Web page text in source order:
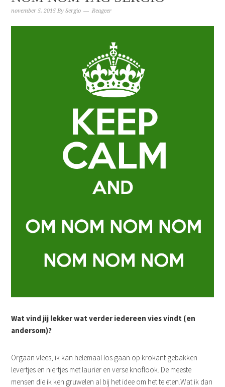
november 5, 2015 BySergio Reageer
Wat vind jij lekker wat verder iedereen vies vindt (en
andersom)?
Orgaan vlees, ik kan helemaal los gaan op krokant gebakken
levertjes en niertjes met laurier en verse knoflook. De meeste
mensen die ik ken gruwelen al bij het idee om het te eten.Wat ik dan